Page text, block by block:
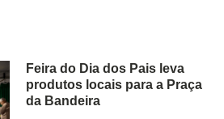
Feira do Dia dos Pais leva
produtos locais para a Praça
da Bandeira